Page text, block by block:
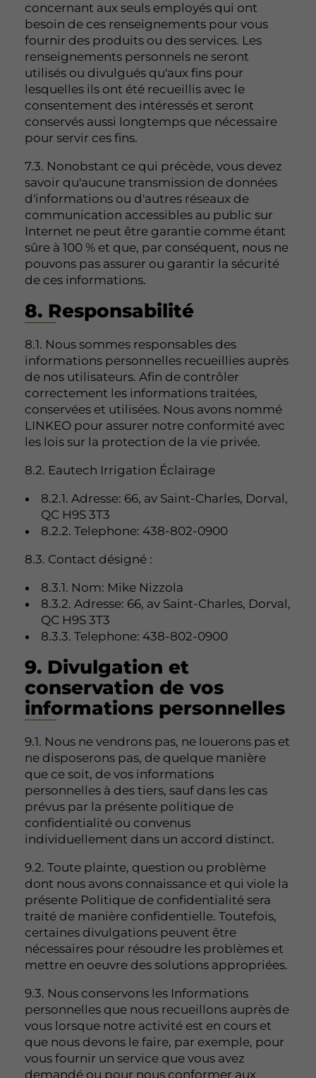
concernant aux seuls employés qui ont
besoin de ces renseignements pour vous
fournir des produits ou des services. Les
renseignements personnels ne seront
utilisés ou divulgués qu'aux fins pour
lesquelles ils ont été recueillis avec le
consentement des intéressés et seront
conservés aussi longtemps que nécessaire
pour servir ces fins.
7.3. Nonobstant ce qui précède, vous devez
savoir qu'aucune transmission de données
d'informations ou d'autres réseaux de
communication accessibles au public sur
Internet ne peut être garantie comme étant
sûre à 100 % et que, par conséquent, nous ne
pouvons pas assurer ou garantir la sécurité
de ces informations.
8. Responsabilité
8.1. Nous sommes responsables des
informations personnelles recueillies auprès
de nos utilisateurs. Afin de contrôler
correctement les informations traitées,
conservées et utilisées. Nous avons nommé
LINKEO pour assurer notre conformité avec
les lois sur la protection de la vie privée.
8.2. Eautech Irrigation Éclairage
8.2.1. Adresse: 66, av Saint-Charles, Dorval,
QC H9S 3T3
8.2.2. Telephone: 438-802-0900
8.3. Contact désigné :
8.3.1. Nom: Mike Nizzola
8.3.2. Adresse: 66, av Saint-Charles, Dorval,
QC H9S 3T3
8.3.3. Telephone: 438-802-0900
9. Divulgation et
conservation de vos
informations personnelles
9.1. Nous ne vendrons pas, ne louerons pas et
ne disposerons pas, de quelque manière
que ce soit, de vos informations
personnelles à des tiers, sauf dans les cas
prévus par la présente politique de
confidentialité ou convenus
individuellement dans un accord distinct.
9.2. Toute plainte, question ou problème
dont nous avons connaissance et qui viole la
présente Politique de confidentialité sera
traité de manière confidentielle. Toutefois,
certaines divulgations peuvent être
nécessaires pour résoudre les problèmes et
mettre en oeuvre des solutions appropriées.
9.3. Nous conservons les Informations
personnelles que nous recueillons auprès de
vous lorsque notre activité est en cours et
que nous devons le faire, par exemple, pour
vous fournir un service que vous avez
demandé ou pour nous conformer aux